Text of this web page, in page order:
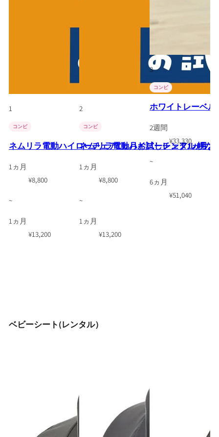
1
コンビ
ネムリラ電動ハイローチェア1ヵ月お試しレンタル 幌な
1ヵ月
¥8,800
~
1ヵ月
¥13,200
2
コンビ
ネムリラ電動ハイローチェア1ヵ月
1ヵ月
¥8,800
~
1ヵ月
¥13,200
3
コンビ
ホワイトレーベル
2週間
¥33,330
~
6ヵ月
¥51,040
ベビーシート(レンタル）